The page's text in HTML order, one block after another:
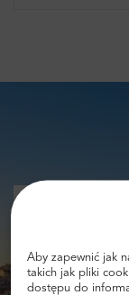
Aby zapewnić jak
takich jak pliki
dostępu do
Podaj